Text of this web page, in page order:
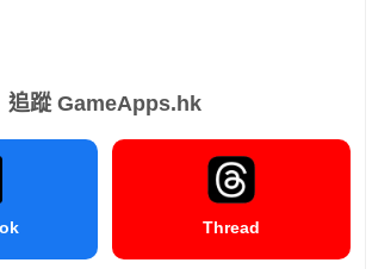
追蹤 GameApps.hk
Thread